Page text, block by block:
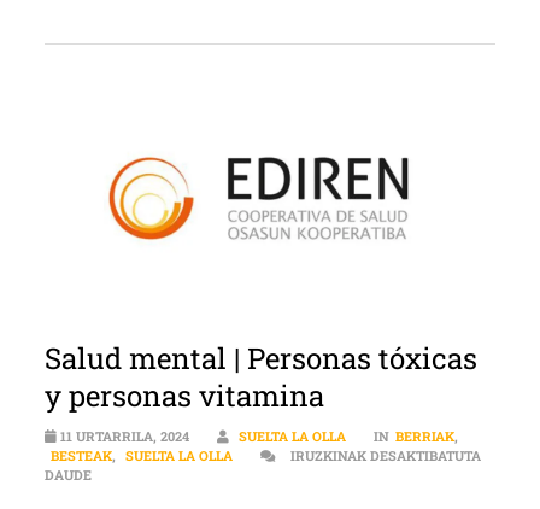
Salud mental | Personas tóxicas
y personas vitamina
11 URTARRILA, 2024 SUELTA LA OLLA IN BERRIAK,
BESTEAK, SUELTA LA OLLA
IRUZKINAK DESAKTIBATUTA
DAUDESALUD MENTAL | PERSONAS TÓXICAS Y PERSONAS VITAMINA